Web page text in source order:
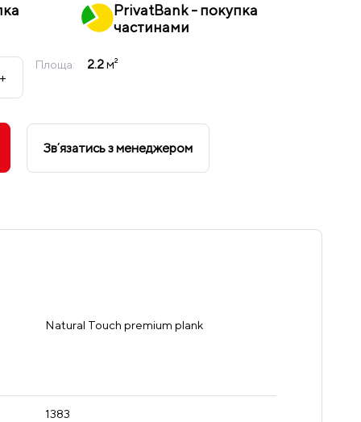
PrivatBank - покупка
частинами
+
Площа: 2.2м²
Звʼязатись з менеджером
Natural Touch premium plank
1383